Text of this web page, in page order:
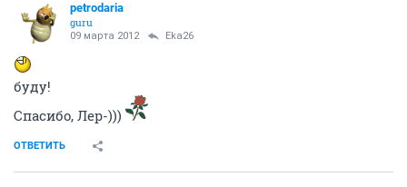
petrodaria
guru
09 марта 2012 Eka26
буду!
Спасибо, Лер-)))
ОТВЕТИТЬ